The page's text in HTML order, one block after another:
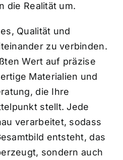
die Realität um.
Qualität und
zu verbinden.
Wert auf präzise
Materialien und
die Ihre
stellt. Jede
verarbeitet, sodass
entsteht, das
sondern auch